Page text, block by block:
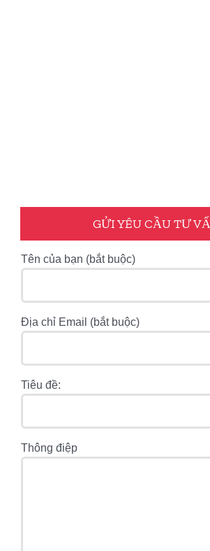
GỬI YÊU CẦU TƯ
Tên của bạn (bắt buộc)
Địa chỉ Email (bắt buộc)
Tiêu đề:
Thông điệp